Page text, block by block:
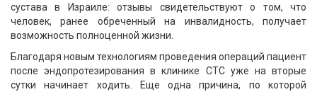
сустава в Израиле: отзывы свидетельствуют о том, что
человек, ранее обреченный на инвалидность, получает
возможность полноценной жизни.
Благодаря новым технологиям проведения операций пациент
после эндопротезирования в клинике СТС уже на вторые
сутки начинает ходить. Еще одна причина, по которой